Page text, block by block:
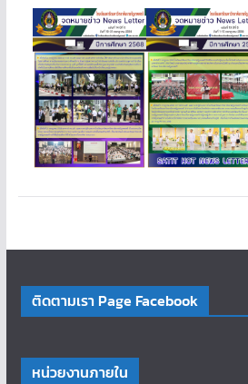
ติดตามเรา Page Facebook
หน่วยงานภายใน